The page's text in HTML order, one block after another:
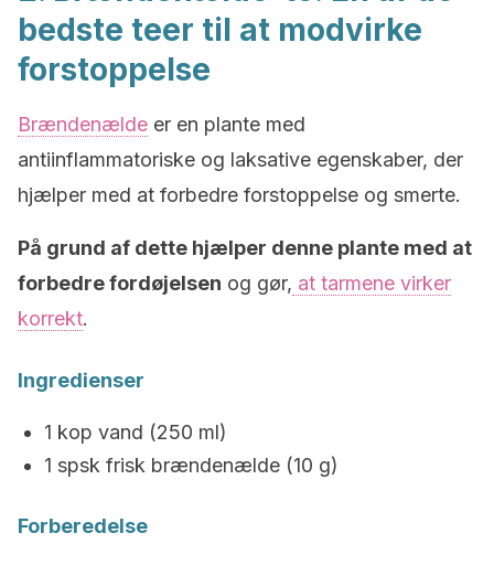
bedste teer til at modvirke
forstoppelse
Brændenælde er en plante med
antiinflammatoriske og laksative egenskaber, der
hjælper med at forbedre forstoppelse og smerte.
På grund af dette hjælper denne plante med at
forbedre fordøjelsen og gør, at tarmene virker
korrekt.
Ingredienser
1 kop vand (250 ml)
1 spsk frisk brændenælde (10 g)
Forberedelse